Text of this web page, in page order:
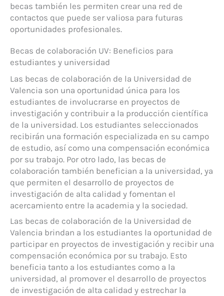
becas también les permiten crear una red de
contactos que puede ser valiosa para futuras
oportunidades profesionales.
Becas de colaboración UV: Beneficios para
estudiantes y universidad
Las becas de colaboración de la Universidad de
Valencia son una oportunidad única para los
estudiantes de involucrarse en proyectos de
investigación y contribuir a la producción científica
de la universidad. Los estudiantes seleccionados
recibirán una formación especializada en su campo
de estudio, así como una compensación económica
por su trabajo. Por otro lado, las becas de
colaboración también benefician a la universidad, ya
que permiten el desarrollo de proyectos de
investigación de alta calidad y fomentan el
acercamiento entre la academia y la sociedad.
Las becas de colaboración de la Universidad de
Valencia brindan a los estudiantes la oportunidad de
participar en proyectos de investigación y recibir una
compensación económica por su trabajo. Esto
beneficia tanto a los estudiantes como a la
universidad, al promover el desarrollo de proyectos
de investigación de alta calidad y estrechar la